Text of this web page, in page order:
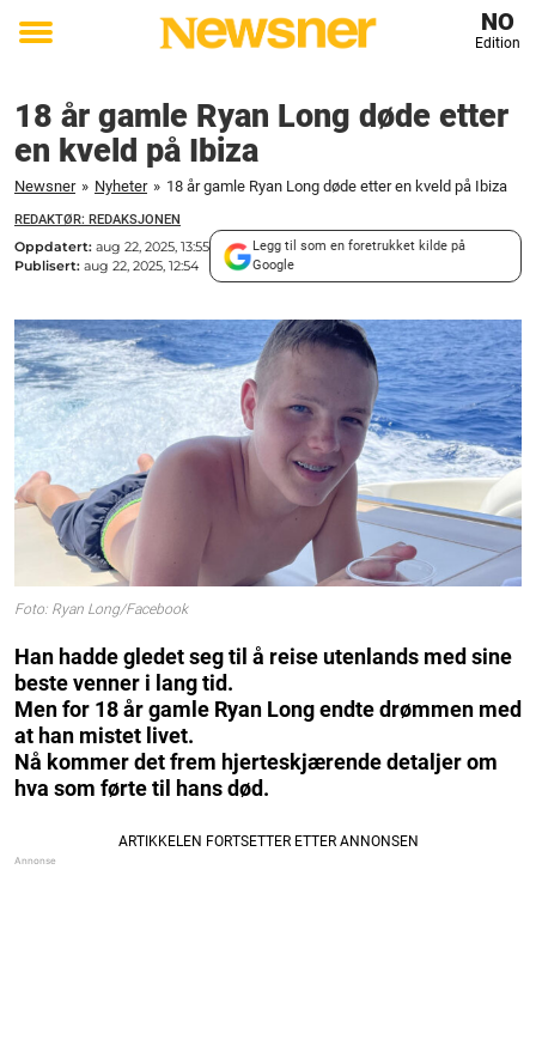
Toggle
NO
Edition
18 år gamle Ryan Long døde etter
en kveld på Ibiza
Newsner » Nyheter » 18 år gamle Ryan Long døde etter en kveld på Ibiza
REDAKTØR: REDAKSJONEN
Oppdatert: aug 22, 2025, 13:55
Publisert: aug 22, 2025, 12:54
Legg til som en foretrukket kilde på
Google
Foto: Ryan Long/Facebook
Han hadde gledet seg til å reise utenlands med sine
beste venner i lang tid.
Men for 18 år gamle Ryan Long endte drømmen med
at han mistet livet.
Nå kommer det frem hjerteskjærende detaljer om
hva som førte til hans død.